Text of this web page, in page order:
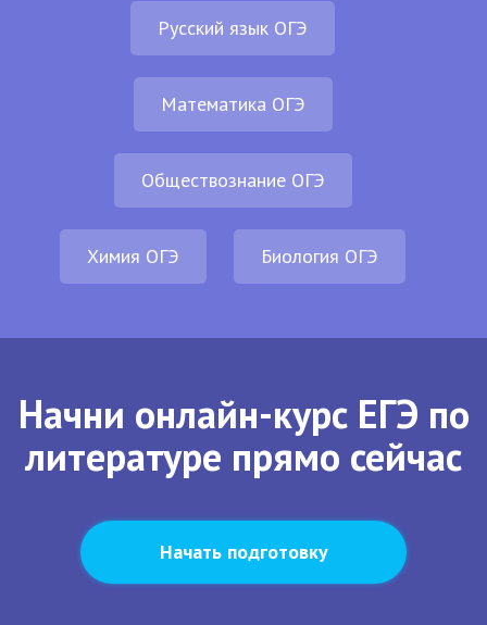
Русский язык ОГЭ
Математика ОГЭ
Обществознание ОГЭ
Химия ОГЭ Биология ОГЭ
Начни онлайн-курс ЕГЭ по
литературе прямо сейчас
Начать подготовку